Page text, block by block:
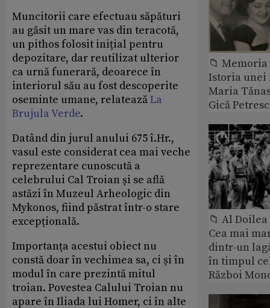
Muncitorii care efectuau săpături
au găsit un mare vas din teracotă,
un pithos folosit inițial pentru
depozitare, dar reutilizat ulterior
ca urnă funerară, deoarece în
interiorul său au fost descoperite
oseminte umane, relateazăLa
Brujula Verde.
Datând din jurul anului 675 î.Hr.,
vasul este considerat cea mai veche
reprezentare cunoscută a
celebrului Cal Troian și se află
astăzi în Muzeul Arheologic din
Mykonos, fiind păstrat într-o stare
excepțională.
Importanța acestui obiect nu
constă doar în vechimea sa, ci și în
modul în care prezintă mitul
troian. Povestea Calului Troian nu
apare în Iliada lui Homer, ci în alte
📁
Istoria
Maria
Gică
📁 Al
Cea mai
dintr-un
în timpul
Război